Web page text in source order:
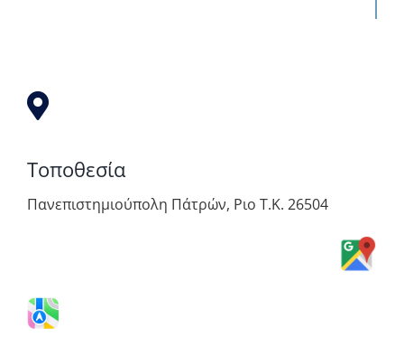
Τοποθεσία
Πανεπιστημιούπολη Πάτρών, Ριο Τ.Κ. 26504